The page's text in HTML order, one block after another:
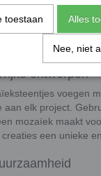
eenvoudig los
ontwerpen
voegen
aan elk project.
mozaïek maakt
een unieke
toestaan Alles
Nee, niet